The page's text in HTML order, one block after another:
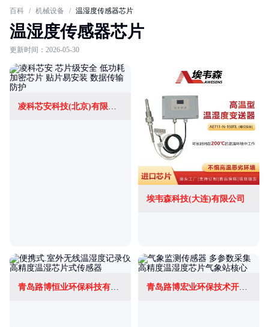
百科 / 机械设备 / 温湿度传感器芯片
温湿度传感器芯片
更新时间：2026-05-30
凌科芯安科技(北京)有限公司
埃韦森科技(大连)有限公司